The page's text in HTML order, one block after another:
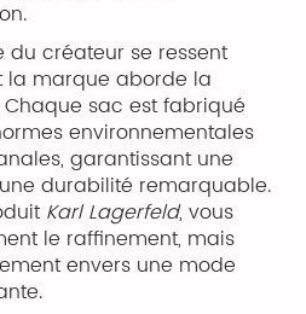
du créateur se ressent
marque aborde la
sac est fabriqué
environnementales
garantissant une
durabilité remarquable.
Karl Lagerfeld, vous
le raffinement, mais
envers une mode